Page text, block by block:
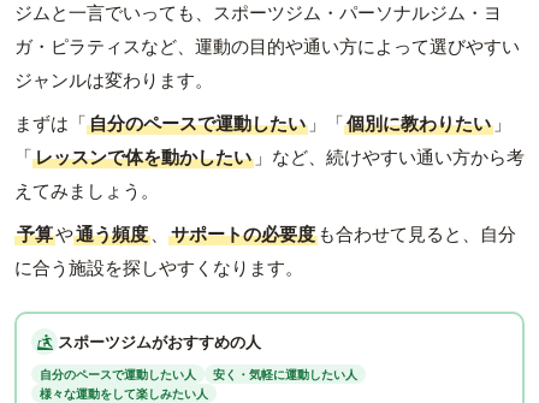
ジムと一言でいっても、スポーツジム・パーソナルジム・ヨ
ガ・ピラティスなど、運動の目的や通い方によって選びやすい
ジャンルは変わります。
まずは「自分のペースで運動したい 」「個別に教わりたい 」
「レッスンで体を動かしたい 」など、続けやすい通い方から考
えてみましょう。
予算や通う頻度 、 サポートの必要度 も合わせて見ると、自分
に合う施設を探しやすくなります。
スポーツジムがおすすめの人
自分のペースで運動したい人
安く・気軽に運動したい人
様々な運動をして楽しみたい人